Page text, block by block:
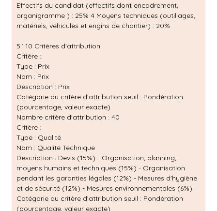
Effectifs du candidat (effectifs dont encadrement,
organigramme ) : 25% 4 Moyens techniques (outillages,
matériels, véhicules et engins de chantier) : 20%
5.1.10 Critères d'attribution
Critère :
Type : Prix
Nom : Prix
Description : Prix
Catégorie du critère d'attribution seuil : Pondération
(pourcentage, valeur exacte)
Nombre critère d'attribution : 40
Critère :
Type : Qualité
Nom : Qualité Technique
Description : Devis (15%) - Organisation, planning,
moyens humains et techniques (15%) - Organisation
pendant les garanties légales (12%) - Mesures d'hygiène
et de sécurité (12%) - Mesures environnementales (6%)
Catégorie du critère d'attribution seuil : Pondération
(pourcentage, valeur exacte)